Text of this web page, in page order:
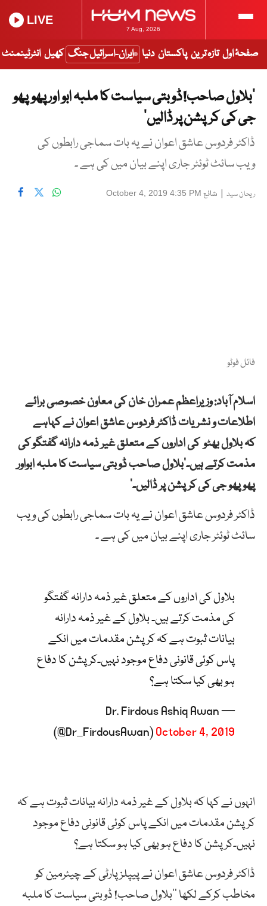
7 Aug, 2026
LIVE
صفحۂ اول تازہ ترین پاکستان دنیا ایران-اسرائیل جنگ کھیل انٹرٹینمنٹ
’بلاول صاحب! ڈوبتی سیاست کا ملبہ ابو اور پھوپھو
جی کی کرپشن پر ڈالیں‘
ڈاکٹر فردوس عاشق اعوان نے یہ بات سماجی رابطوں کی
ویب سائٹ ٹوئٹر جاری اپنے بیان میں کی ہے ۔
ریحان سید | شائع October 4, 2019 4:35 PM
فائل فوٹو
اسلام آباد: وزیراعظم عمران خان کی معاون خصوصی برائے
اطلاعات و نشریات ڈاکٹر فردوس عاشق اعوان نے کہاہے
کہ بلاول بھٹو کی اداروں کے متعلق غیر ذمہ دارانہ گفتگو کی
مذمت کرتے ہیں۔’بلاول صاحب ڈوبتی سیاست کا ملبہ ابواور
پھوپھو جی کی کرپشن پر ڈالیں۔‘
ڈاکٹر فردوس عاشق اعوان نے یہ بات سماجی رابطوں کی ویب
سائٹ ٹوئٹر جاری اپنے بیان میں کی ہے ۔
بلاول کی اداروں کے متعلق غیر ذمہ دارانہ گفتگو
کی مذمت کرتے ہیں۔ بلاول کے غیر ذمہ دارانہ
بیانات ثبوت ہے کہ کرپشن مقدمات میں انکے
پاس کوئی قانونی دفاع موجود نہیں۔کرپشن کا دفاع
ہو بھی کیا سکتا ہے؟
— Dr. Firdous Ashiq Awan
(@Dr_FirdousAwan)October 4, 2019
انہوں نے کہا کہ بلاول کے غیر ذمہ دارانہ بیانات ثبوت ہے کہ
کرپشن مقدمات میں انکے پاس کوئی قانونی دفاع موجود
نہیں۔کرپشن کا دفاع ہو بھی کیا ہو سکتا ہے؟
ڈاکٹر فردوس عاشق اعوان نے پیپلزپارٹی کے چیئرمین کو
مخاطب کرکے لکھا ’’بلاول صاحب! ڈوبتی سیاست کا ملبہ